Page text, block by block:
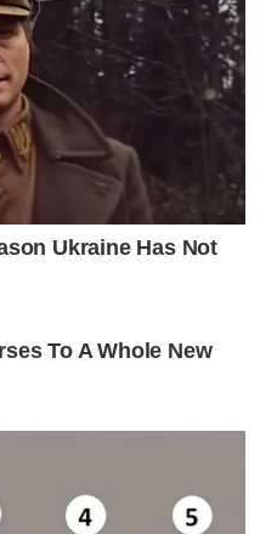
Ukraine Has Not
To A Whole New